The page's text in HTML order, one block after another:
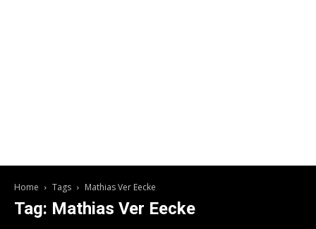
Home Tags Mathias Ver Eecke
Tag: Mathias Ver Eecke